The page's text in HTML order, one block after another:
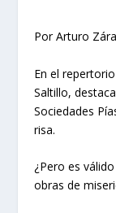
Por Arturo
En el
Saltillo,
Sociedades
risa.
¿Pero es
obras de